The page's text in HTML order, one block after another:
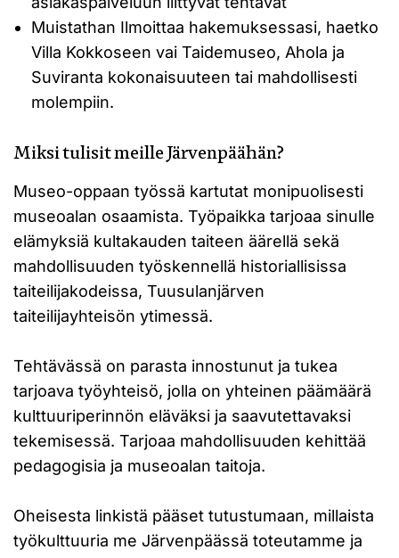
Muistathan Ilmoittaa hakemuksessasi, haetko
Villa Kokkoseen vai Taidemuseo, Ahola ja
Suviranta kokonaisuuteen tai mahdollisesti
molempiin.
Miksi tulisit meille Järvenpäähän?
Museo-oppaan työssä kartutat monipuolisesti
museoalan osaamista. Työpaikka tarjoaa sinulle
elämyksiä kultakauden taiteen äärellä sekä
mahdollisuuden työskennellä historiallisissa
taiteilijakodeissa, Tuusulanjärven
taiteilijayhteisön ytimessä.
Tehtävässä on parasta innostunut ja tukea
tarjoava työyhteisö, jolla on yhteinen päämäärä
kulttuuriperinnön eläväksi ja saavutettavaksi
tekemisessä. Tarjoaa mahdollisuuden kehittää
pedagogisia ja museoalan taitoja.
Oheisesta linkistä pääset tutustumaan, millaista
työkulttuuria me Järvenpäässä toteutamme ja